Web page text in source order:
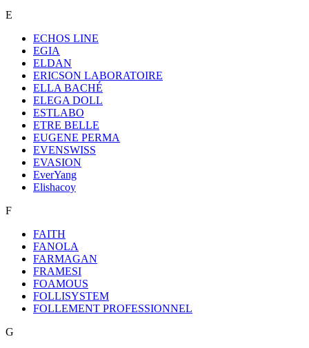
E
ECHOS LINE
EGIA
ELDAN
ERICSON LABORATOIRE
ELLA BACHÉ
ELEGA DOLL
ESTLABO
ETRE BELLE
EUGENE PERMA
EVENSWISS
EVASION
EverYang
Elishacoy
F
FAITH
FANOLA
FARMAGAN
FRAMESI
FOAMOUS
FOLLISYSTEM
FOLLEMENT PROFESSIONNEL
G